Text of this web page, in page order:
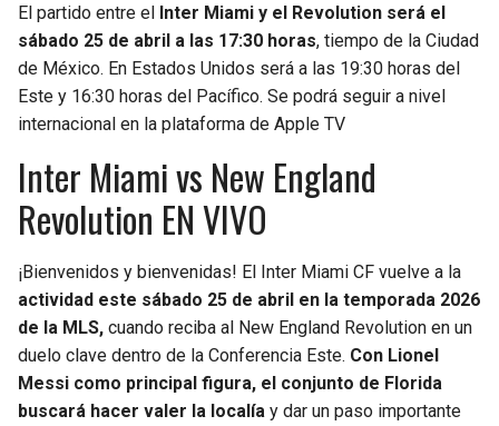
El partido entre el Inter Miami y el Revolution será el
sábado 25 de abril a las 17:30 horas, tiempo de la Ciudad
de México. En Estados Unidos será a las 19:30 horas del
Este y 16:30 horas del Pacífico. Se podrá seguir a nivel
internacional en la plataforma de Apple TV
Inter Miami vs New England
Revolution EN VIVO
¡Bienvenidos y bienvenidas! El Inter Miami CF vuelve a la
actividad este sábado 25 de abril en la temporada 2026
de la MLS, cuando reciba al New England Revolution en un
duelo clave dentro de la Conferencia Este. Con Lionel
Messi como principal figura, el conjunto de Florida
buscará hacer valer la localía y dar un paso importante